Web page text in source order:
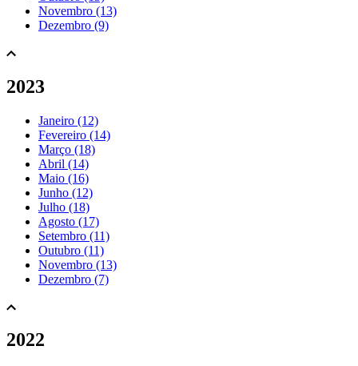
Novembro (13)
Dezembro (9)
2023
Janeiro (12)
Fevereiro (14)
Março (18)
Abril (14)
Maio (16)
Junho (12)
Julho (18)
Agosto (17)
Setembro (11)
Outubro (11)
Novembro (13)
Dezembro (7)
2022